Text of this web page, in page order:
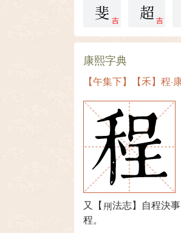
吉
斐 吉
超
康熙字典
【午集下】【禾】程
又【
法志】自程決
程。